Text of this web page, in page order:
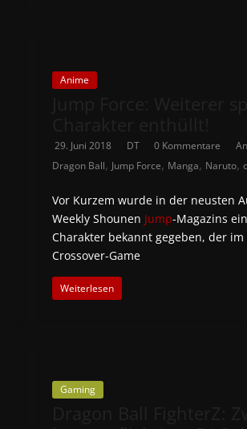
Anime
29. Juni 2018 DT 0 Kommentare
Dragon Ball, Jump Force, Manga, Naruto,
Vor Kurzem wurde in der neusten
Weekly Shounen Jump-Magazins
Charakter bekannt gegeben, der
Crossover-Game
Weiterlesen
Gaming